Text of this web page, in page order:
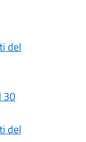
del
30
del